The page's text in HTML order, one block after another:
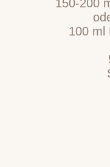
150-200
100 ml